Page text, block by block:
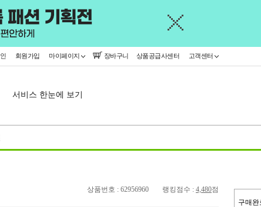
회원가입 마이페이지 장바구니 상품공급사센터 고객센터
서비스 한눈에 보기
구매완
상품번호 : 62956960 랭킹점수 : 4,480점